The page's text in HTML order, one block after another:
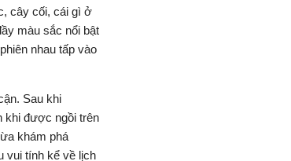
cây cối, cái gì ở
màu sắc nổi bật
nhau tấp vào
Sau khi
khi được ngồi trên
khám phá
vui tính kể về lịch